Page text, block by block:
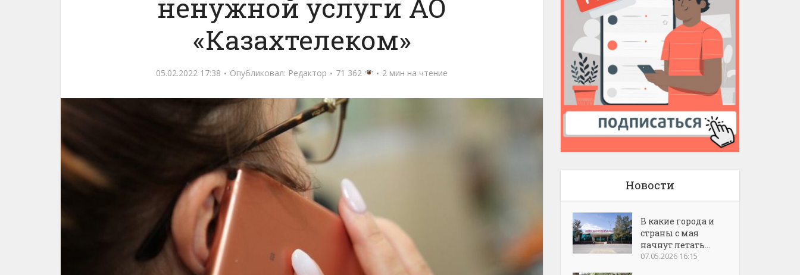
ненужной услуги АО
«Казахтелеком»
05.02.2022 17:38 Опубликовал: Редактор 71 362 2 мин на чтение
Новости
В какие города и
страны с мая
начнут летать...
07.05.2026 16:15